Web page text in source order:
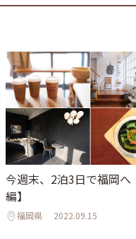
今週末、2泊3日で福岡へ
編】
福岡県 2022.09.15